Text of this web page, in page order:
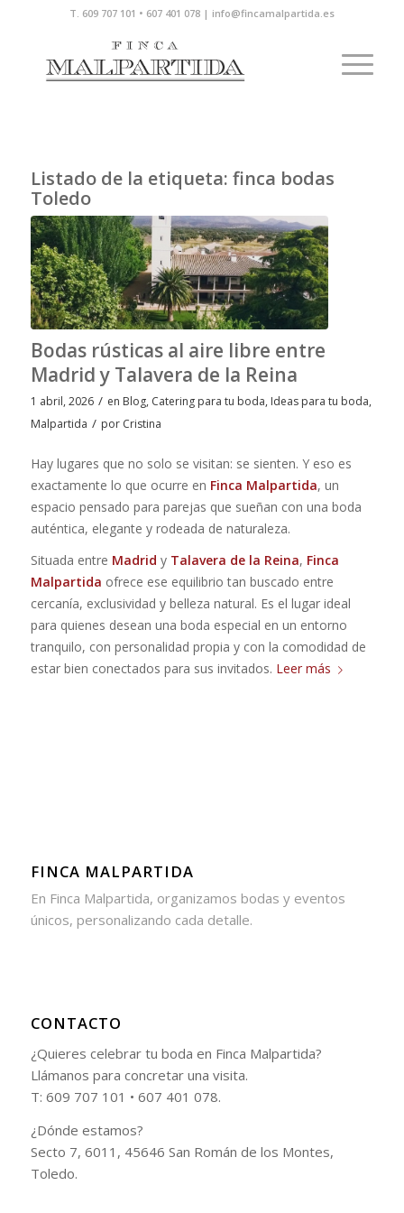
T. 609 707 101 • 607 401 078 | info@fincamalpartida.es
Listado de la etiqueta: finca bodas
Toledo
Bodas rústicas al aire libre entre
Madrid y Talavera de la Reina
1 abril, 2026 / en Blog, Catering para tu boda, Ideas para tu boda,
Malpartida / por Cristina
Hay lugares que no solo se visitan: se sienten. Y eso es
exactamente lo que ocurre en Finca Malpartida, un
espacio pensado para parejas que sueñan con una boda
auténtica, elegante y rodeada de naturaleza.
Situada entre Madrid y Talavera de la Reina, Finca
Malpartida ofrece ese equilibrio tan buscado entre
cercanía, exclusividad y belleza natural. Es el lugar ideal
para quienes desean una boda especial en un entorno
tranquilo, con personalidad propia y con la comodidad de
estar bien conectados para sus invitados. Leer más
FINCA MALPARTIDA
En Finca Malpartida, organizamos bodas y eventos
únicos, personalizando cada detalle.
CONTACTO
¿Quieres celebrar tu boda en Finca Malpartida?
Llámanos para concretar una visita.
T: 609 707 101 • 607 401 078.
¿Dónde estamos?
Secto 7, 6011, 45646 San Román de los Montes,
Toledo.